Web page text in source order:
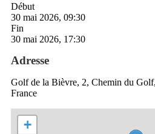
Début
30 mai 2026, 09:30
Fin
30 mai 2026, 17:30
Adresse
Golf de la Bièvre, 2, Chemin du
France
+